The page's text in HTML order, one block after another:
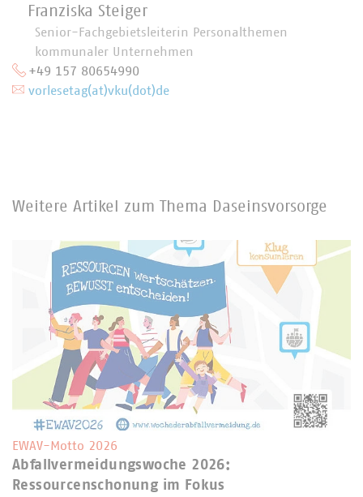
Franziska Steiger
Senior-Fachgebietsleiterin Personalthemen
kommunaler Unternehmen
+49 157 80654990
vorlesetag(at)vku(dot)de
Weitere Artikel zum Thema Daseinsvorsorge
EWAV-Motto 2026
Abfallvermeidungswoche 2026:
Ressourcenschonung im Fokus